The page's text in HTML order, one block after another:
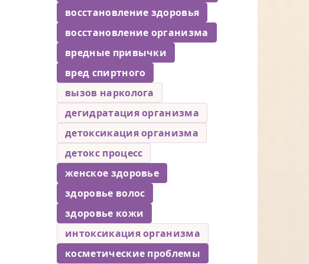
восстановление здоровья
восстановление организма
вредные привычки
вред спиртного
вызов нарколога
дегидратация организма
детоксикация организма
детокс процесс
женское здоровье
здоровье волос
здоровье кожи
интоксикация организма
косметические проблемы